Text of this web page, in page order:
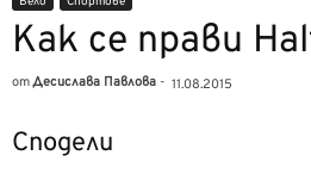
Как се прави
отДесислава Павлова - 11.08.2015
Сподели